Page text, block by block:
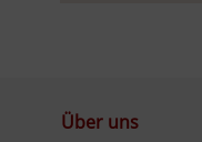
Über uns